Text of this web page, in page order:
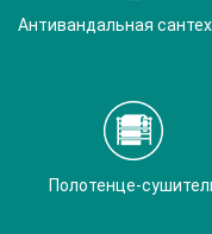
Антивандальная
Полотенце-